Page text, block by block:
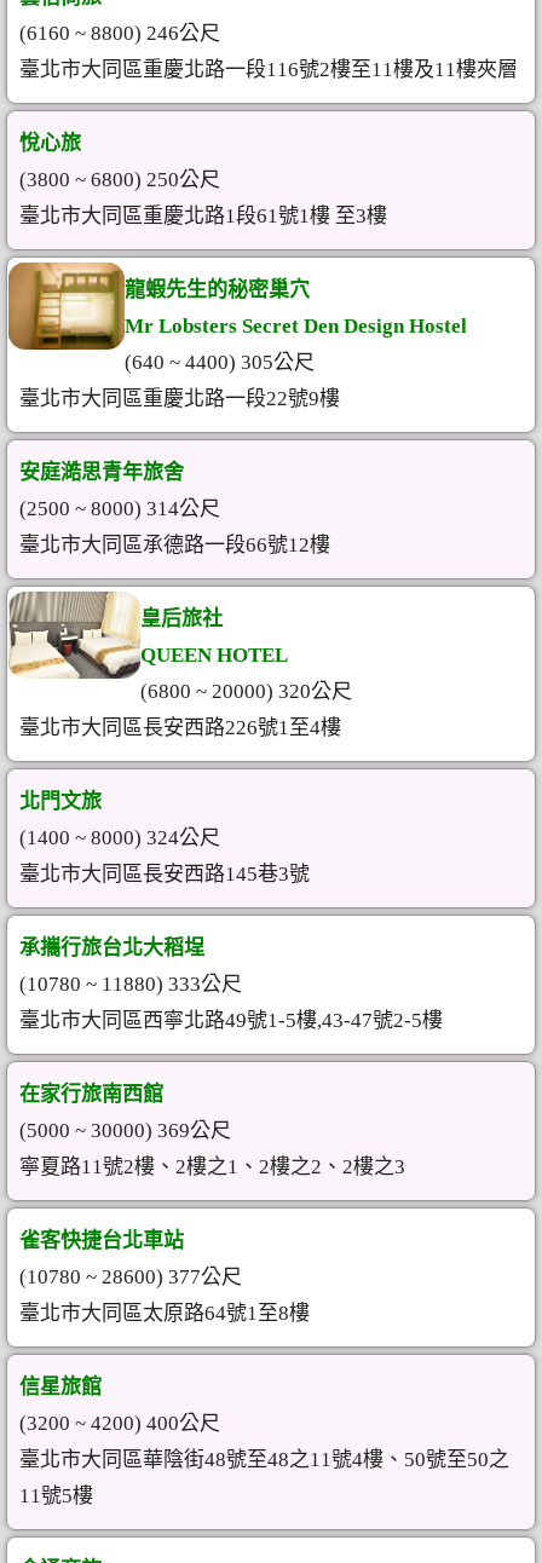
(6160 ~ 8800) 246公尺
臺北市大同區重慶北路一段116號2樓至11樓及11樓夾層
悅心旅
(3800 ~ 6800) 250公尺
臺北市大同區重慶北路1段61號1樓 至3樓
龍蝦先生的秘密巢穴
Mr Lobsters Secret Den Design Hostel
(640 ~ 4400) 305公尺
臺北市大同區重慶北路一段22號9樓
安庭澔思青年旅舍
(2500 ~ 8000) 314公尺
臺北市大同區承德路一段66號12樓
皇后旅社
QUEEN HOTEL
(6800 ~ 20000) 320公尺
臺北市大同區長安西路226號1至4樓
北門文旅
(1400 ~ 8000) 324公尺
臺北市大同區長安西路145巷3號
承攜行旅台北大稻埕
(10780 ~ 11880) 333公尺
臺北市大同區西寧北路49號1-5樓,43-47號2-5樓
在家行旅南西館
(5000 ~ 30000) 369公尺
寧夏路11號2樓、2樓之1、2樓之2、2樓之3
雀客快捷台北車站
(10780 ~ 28600) 377公尺
臺北市大同區太原路64號1至8樓
信星旅館
(3200 ~ 4200) 400公尺
臺北市大同區華陰街48號至48之11號4樓、50號至50之
11號5樓